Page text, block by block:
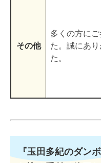
その他
多くの方に
た。誠にあ
た。
『玉田多紀のダン